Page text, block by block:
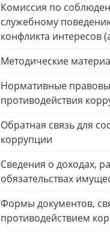
Комиссия по
служебному
конфликта интересов
Методические
Нормативные
противодействия
Обратная связь для
коррупции
Сведения о доходах,
обязательствах
Формы документов,
противодействием